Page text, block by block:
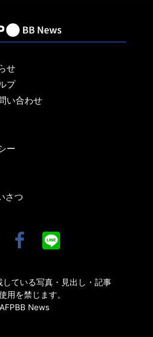
せ
プ
い合わせ
ー
さつ
している写真・見出し・記事
用を禁じます。
News